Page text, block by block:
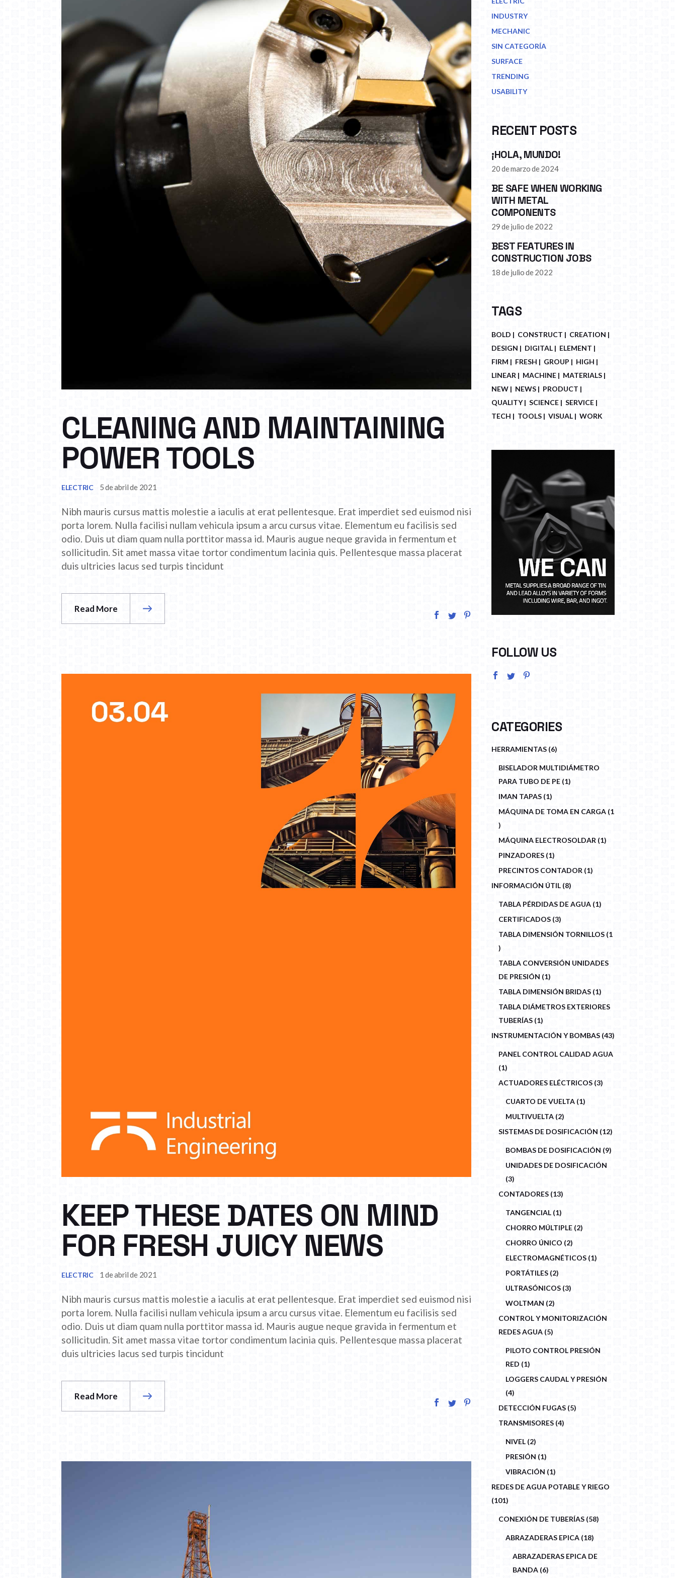
CLEANING AND MAINTAINING
POWER TOOLS
ELECTRIC 5 de abril de 2021
Nibh mauris cursus mattis molestie a iaculis at erat pellentesque. Erat imperdiet sed euismod nisi
porta lorem. Nulla facilisi nullam vehicula ipsum a arcu cursus vitae. Elementum eu facilisis sed
odio. Duis ut diam quam nulla porttitor massa id. Mauris augue neque gravida in fermentum et
sollicitudin. Sit amet massa vitae tortor condimentum lacinia quis. Pellentesque massa placerat
duis ultricies lacus sed turpis tincidunt
Read More
KEEP THESE DATES ON MIND
FOR FRESH JUICY NEWS
ELECTRIC 1 de abril de 2021
Nibh mauris cursus mattis molestie a iaculis at erat pellentesque. Erat imperdiet sed euismod nisi
porta lorem. Nulla facilisi nullam vehicula ipsum a arcu cursus vitae. Elementum eu facilisis sed
odio. Duis ut diam quam nulla porttitor massa id. Mauris augue neque gravida in fermentum et
sollicitudin. Sit amet massa vitae tortor condimentum lacinia quis. Pellentesque massa placerat
duis ultricies lacus sed turpis tincidunt
Read More
INDUSTRY
MECHANIC
SIN CATEGORÍA
SURFACE
TRENDING
USABILITY
RECENT POSTS
¡HOLA, MUNDO!
20 de marzo de 2024
BE SAFE WHEN WORKING
WITH METAL
COMPONENTS
29 de julio de 2022
BEST FEATURES IN
CONSTRUCTION JOBS
18 de julio de 2022
TAGS
BOLD CONSTRUCT
CREATION
DESIGN
DIGITAL
ELEMENT
FIRM
FRESH GROUP
HIGH
LINEAR
MACHINE
MATERIALS
NEW
NEWS
PRODUCT
QUALITY
SCIENCE
SERVICE
TECH
TOOLS VISUAL WORK
FOLLOW US
CATEGORIES
HERRAMIENTAS 66
PRODUCTS
BISELADOR MULTIDIÁMETRO
PARA TUBO DE PE 11
PRODUCT
IMAN TAPAS 11
PRODUCT
MÁQUINA DE TOMA EN CARGA 1
1
PRODUCT
MÁQUINA ELECTROSOLDAR 11
PRODUCT
PINZADORES 11
PRODUCT
PRECINTOS CONTADOR 11
PRODUCT
INFORMACIÓN ÚTIL 88
PRODUCTS
TABLA PÉRDIDAS DE AGUA 11
PRODUCT
CERTIFICADOS 33
PRODUCTS
TABLA DIMENSIÓN TORNILLOS 1
1
PRODUCT
TABLA CONVERSIÓN UNIDADES
DE PRESIÓN 11
PRODUCT
TABLA DIMENSIÓN BRIDAS 11
PRODUCT
TABLA DIÁMETROS EXTERIORES
TUBERÍAS 11
PRODUCT
INSTRUMENTACIÓN Y BOMBAS 4343
PRODUCTS
PANEL CONTROL CALIDAD AGUA
11
PRODUCT
ACTUADORES ELÉCTRICOS 33
PRODUCTS
CUARTO DE VUELTA 11
PRODUCT
MULTIVUELTA 22
PRODUCTS
SISTEMAS DE DOSIFICACIÓN 1212
PRODUCTS
BOMBAS DE DOSIFICACIÓN 99
PRODUCTS
UNIDADES DE DOSIFICACIÓN
33
PRODUCTS
CONTADORES 1313
PRODUCTS
TANGENCIAL 11
PRODUCT
CHORRO MÚLTIPLE 22
PRODUCTS
CHORRO ÚNICO 22
PRODUCTS
ELECTROMAGNÉTICOS 11
PRODUCT
PORTÁTILES 22
PRODUCTS
ULTRASÓNICOS 33
PRODUCTS
WOLTMAN 22
PRODUCTS
CONTROL Y MONITORIZACIÓN
REDES AGUA 55
PRODUCTS
PILOTO CONTROL PRESIÓN
RED 11
PRODUCT
LOGGERS CAUDAL Y PRESIÓN
44
PRODUCTS
DETECCIÓN FUGAS 55
PRODUCTS
TRANSMISORES 44
PRODUCTS
NIVEL 22
PRODUCTS
PRESIÓN 11
PRODUCT
VIBRACIÓN 11
PRODUCT
REDES DE AGUA POTABLE Y RIEGO
101101
PRODUCTS
CONEXIÓN DE TUBERÍAS 5858
PRODUCTS
ABRAZADERAS EPICA 1818
PRODUCTS
ABRAZADERAS EPICA DE
BANDA 66
PRODUCTS